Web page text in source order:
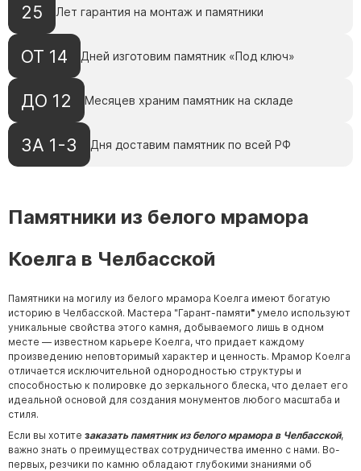
25 Лет гарантия на монтаж и памятники
ОТ 14 Дней изготовим памятник «Под ключ»
ДО 12 Месяцев храним памятник на складе
ЗА 1-3 Дня доставим памятник по всей РФ
Памятники из белого мрамора
Коелга в Челбасской
Памятники на могилу из белого мрамора Коелга имеют богатую
историю в Челбасской. Мастера "Гарант-памяти" умело используют
уникальные свойства этого камня, добываемого лишь в одном
месте — известном карьере Коелга, что придает каждому
произведению неповторимый характер и ценность. Мрамор Коелга
отличается исключительной однородностью структуры и
способностью к полировке до зеркального блеска, что делает его
идеальной основой для создания монументов любого масштаба и
стиля.
Если вы хотите заказать памятник из белого мрамора в Челбасской,
важно знать о преимуществах сотрудничества именно с нами. Во-
первых, резчики по камню обладают глубокими знаниями об